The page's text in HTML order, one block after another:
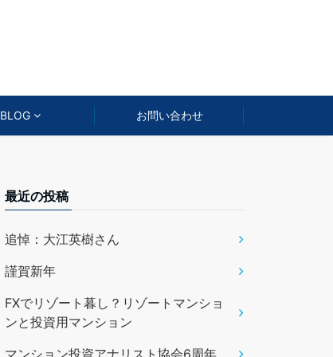
BLOG お問い合わせ
最近の投稿
追悼：大江英樹さん
謹賀新年
FXでリゾート暮し？リゾートマンショ
ンと投資用マンション
マンション投資アナリスト協会6周年